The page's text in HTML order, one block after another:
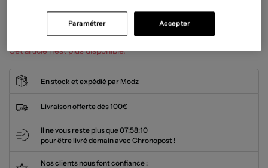
Prix boutique : 65,00€ -50%
Guide des tailles
Cet article n'est plus disponible.
En stock et expédié par Modz
Livraison offerte dès 100€
Il ne vous reste plus que07:58:09
pour être livré demain avec Chronopost !
Nos clients nous font confiance :
Accepter
Paramétrer